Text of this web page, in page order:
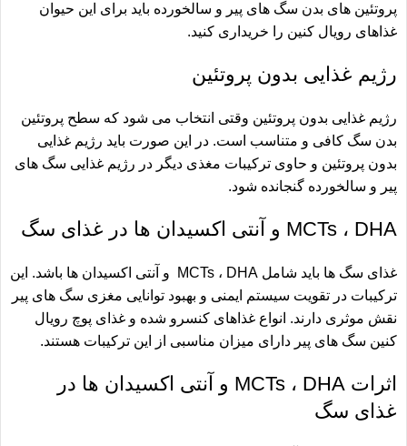
پروتئین های بدن سگ های پیر و سالخورده باید برای این حیوان
غذاهای رویال کنین را خریداری کنید.
رژیم غذایی بدون پروتئين
رژیم غذایی بدون پروتئین وقتی انتخاب می شود که سطح پروتئین
بدن سگ کافی و متناسب است. در این صورت باید رژیم غذایی
بدون پروتئین و حاوی ترکیبات مغذی دیگر در رژیم غذایی سگ های
پیر و سالخورده گنجانده شود.
MCTs ، DHA و آنتی اکسیدان ها در غذای سگ
غذای سگ ها باید شامل MCTs ، DHA و آنتی اکسیدان ها باشد. این
ترکیبات در تقویت سیستم ایمنی و بهبود توانایی مغزی سگ های پیر
نقش موثری دارند. انواع غذاهای کنسرو شده و غذای پوچ رویال
کنین سگ های پیر دارای میزان مناسبی از این ترکیبات هستند.
اثرات MCTs ، DHA و آنتی اکسیدان ها در
غذای سگ